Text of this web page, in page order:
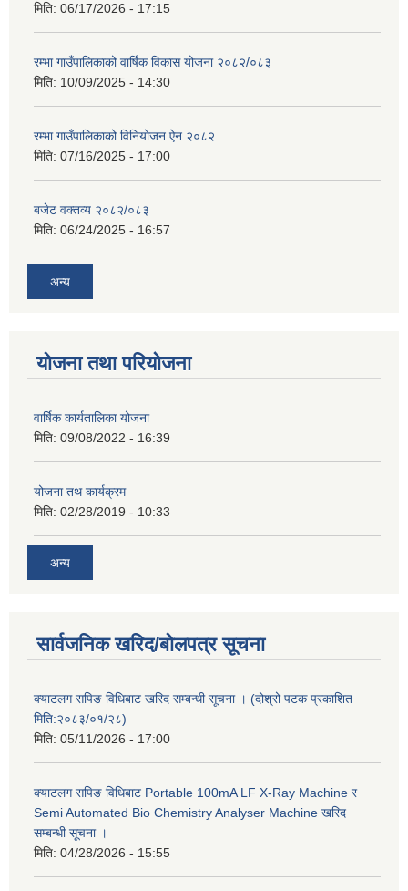
मिति: 06/17/2026 - 17:15
रम्भा गाउँपालिकाको वार्षिक विकास योजना २०८२/०८३
मिति: 10/09/2025 - 14:30
रम्भा गाउँपालिकाको विनियोजन ऐन २०८२
मिति: 07/16/2025 - 17:00
बजेट वक्तव्य २०८२/०८३
मिति: 06/24/2025 - 16:57
अन्य
योजना तथा परियोजना
वार्षिक कार्यतालिका योजना
मिति: 09/08/2022 - 16:39
योजना तथ कार्यक्रम
मिति: 02/28/2019 - 10:33
अन्य
सार्वजनिक खरिद/बोलपत्र सूचना
क्याटलग सपिङ विधिबाट खरिद सम्बन्धी सूचना । (दोश्रो पटक प्रकाशित
मिति:२०८३/०१/२८)
मिति: 05/11/2026 - 17:00
क्याटलग सपिङ विधिबाट Portable 100mA LF X-Ray Machine र
Semi Automated Bio Chemistry Analyser Machine खरिद
सम्बन्धी सूचना ।
मिति: 04/28/2026 - 15:55